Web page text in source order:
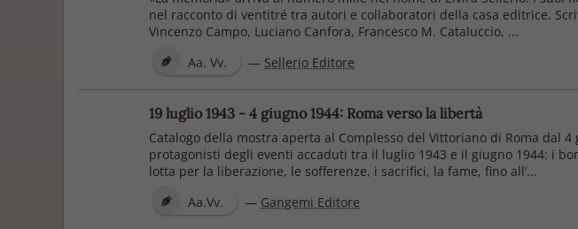
nel racconto di ventitré tra autori e collaboratori della casa editrice.
Vincenzo Campo, Luciano Canfora, Francesco M. Cataluccio, ...
Aa. Vv.
— Sellerio Editore
19 luglio 1943 - 4 giugno 1944: Roma verso la libertà
Catalogo della mostra aperta al Complesso del Vittoriano di Roma dal
protagonisti degli eventi accaduti tra il luglio 1943 e il giugno 1944: i
lotta per la liberazione, le sofferenze, i sacrifici, la fame, fino all’...
Aa.Vv.
— Gangemi Editore